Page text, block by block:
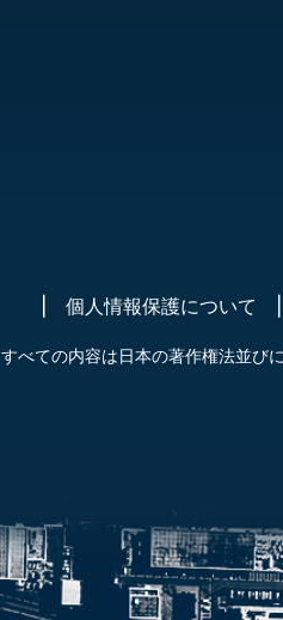
個人情報保護について
すべての内容は日本の著作権法並び